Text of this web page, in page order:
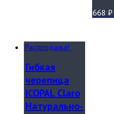
668₽
Распродажа!
Гибкая
черепица
ICOPAL Claro
Натурально-